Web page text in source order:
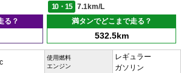
10・15
7.1km/L
る？
満タンでどこまで走る？
532.5km
使用燃料
エンジン
レギュラー
ガソリン